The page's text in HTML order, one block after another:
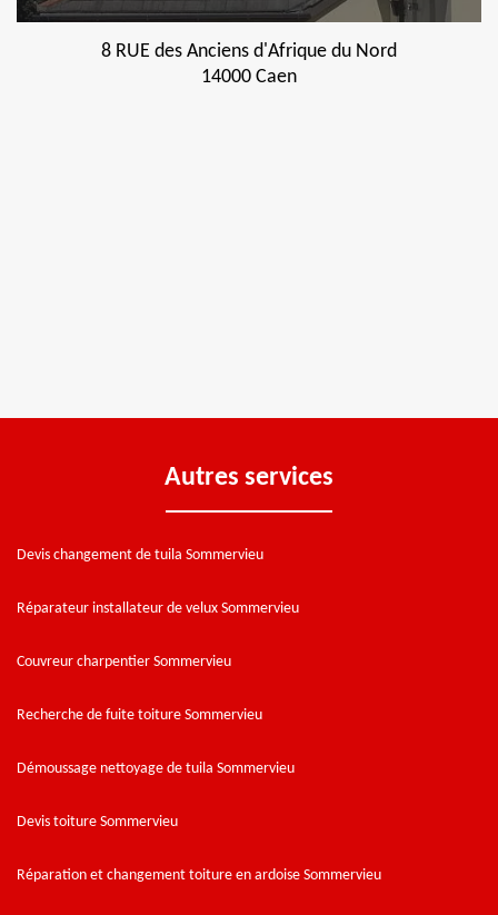
8 RUE des Anciens d'Afrique du Nord
14000 Caen
Autres services
Devis changement de tuila Sommervieu
Réparateur installateur de velux Sommervieu
Couvreur charpentier Sommervieu
Recherche de fuite toiture Sommervieu
Démoussage nettoyage de tuila Sommervieu
Devis toiture Sommervieu
Réparation et changement toiture en ardoise Sommervieu